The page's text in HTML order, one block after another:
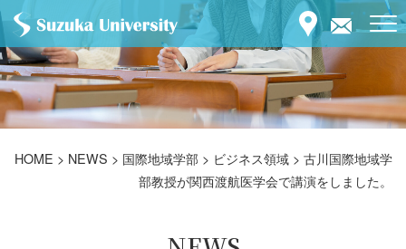
HOME > NEWS > 国際地域学部 > ビジネス領域 > 古川国際地域学
部教授が関西渡航医学会で講演をしました。